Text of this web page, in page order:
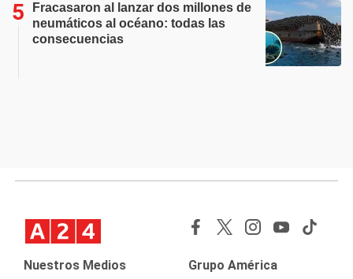
Fracasaron al lanzar dos millones de
neumáticos al océano: todas las
consecuencias
Nuestros Medios Grupo América